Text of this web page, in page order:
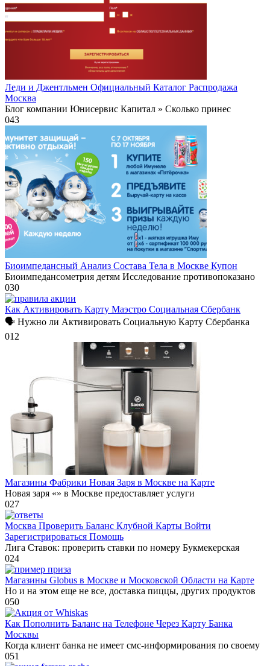
Леди и Джентльмен Официальный Каталог Распродажа
Москва
Блог компании Юнисервис Капитал » Сколько принес
043
Биоимпедансный Анализ Состава Тела в Москве Купон
Биоимпедансометрия детям Исследование противопоказано
030
Как Активировать Карту Маэстро Социальная Сбербанк
🗣 Нужно ли Активировать Социальную Карту Сбербанка
012
Магазины Фабрики Новая Заря в Москве на Карте
Новая заря «» в Москве предоставляет услуги
027
Москва Проверить Баланс Клубной Карты Войти
Зарегистрироваться Помощь
Лига Ставок: проверить ставки по номеру Букмекерская
024
Магазины Globus в Москве и Московской Области на Карте
Но и на этом еще не все, доставка пиццы, других продуктов
050
Как Пополнить Баланс на Телефоне Через Карту Банка
Москвы
Когда клиент банка не имеет смс-информирования по своему
051